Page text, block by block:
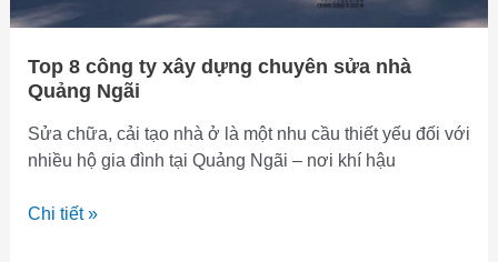
Top 8 công ty xây dựng chuyên sửa nhà
Quảng Ngãi
Sửa chữa, cải tạo nhà ở là một nhu cầu thiết yếu đối với
nhiều hộ gia đình tại Quảng Ngãi – nơi khí hậu
Top
Chi tiết »